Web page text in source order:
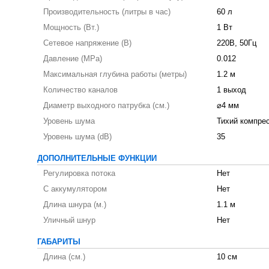
Производительность (литры в час)
60 л
Мощность (Вт.)
1 Вт
Сетевое напряжение (В)
220В, 50Гц
Давление (MPa)
0.012
Максимальная глубина работы (метры)
1.2 м
Количество каналов
1 выход
Диаметр выходного патрубка (см.)
⌀4 мм
Уровень шума
Тихий
Уровень шума (dB)
35
ДОПОЛНИТЕЛЬНЫЕ ФУНКЦИИ
Регулировка потока
Нет
С аккумулятором
Нет
Длина шнура (м.)
1.1 м
Уличный шнур
Нет
ГАБАРИТЫ
Длина (см.)
10 см